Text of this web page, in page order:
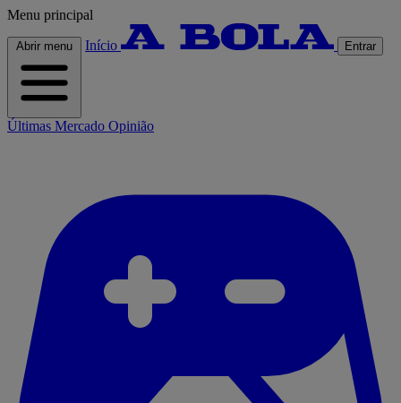
Menu principal
Abrir menu Início Entrar
Últimas Mercado Opinião